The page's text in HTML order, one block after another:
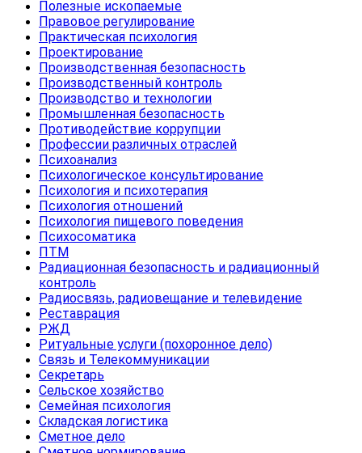
Полезные ископаемые
Правовое регулирование
Практическая психология
Проектирование
Производственная безопасность
Производственный контроль
Производство и технологии
Промышленная безопасность
Противодействие коррупции
Профессии различных отраслей
Психоанализ
Психологическое консультирование
Психология и психотерапия
Психология отношений
Психология пищевого поведения
Психосоматика
ПТМ
Радиационная безопасность и радиационный
контроль
Радиосвязь, радиовещание и телевидение
Реставрация
РЖД
Ритуальные услуги (похоронное дело)
Связь и Телекоммуникации
Секретарь
Сельское хозяйство
Семейная психология
Складская логистика
Сметное дело